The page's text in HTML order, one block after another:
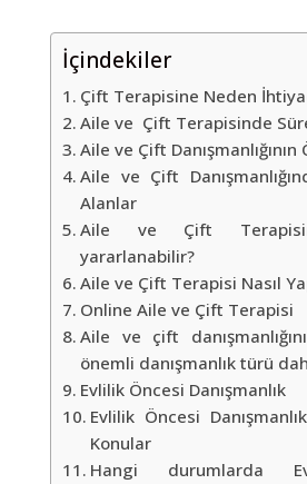
İçindekiler
Çift Terapisine Neden
Aile ve Çift Terapisinde
Aile ve Çift
Aile ve Çift
Alanlar
Aile ve Çift
yararlanabilir?
Aile ve Çift Terapisi Nasıl
Online Aile ve Çift Terapisi
Aile ve çift
önemli danışmanlık türü
Evlilik Öncesi Danışmanlık
Evlilik Öncesi
Konular
Hangi durumlarda